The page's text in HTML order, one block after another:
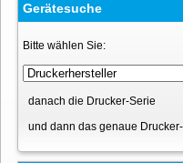
Gerätesuche
Bitte wählen Sie:
danach die Drucker-Serie
und dann das genaue